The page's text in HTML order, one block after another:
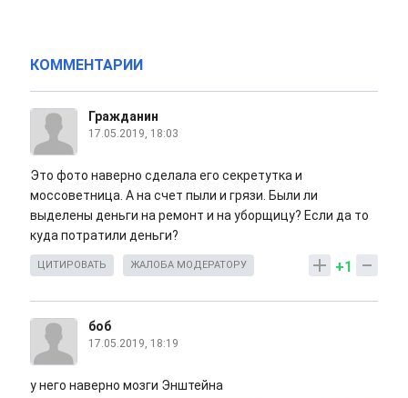
КОММЕНТАРИИ
Гражданин
17.05.2019, 18:03
Это фото наверно сделала его секретутка и
моссоветница. А на счет пыли и грязи. Были ли
выделены деньги на ремонт и на уборщицу? Если да то
куда потратили деньги?
+1
ЦИТИРОВАТЬ ЖАЛОБА МОДЕРАТОРУ
боб
17.05.2019, 18:19
у него наверно мозги Энштейна